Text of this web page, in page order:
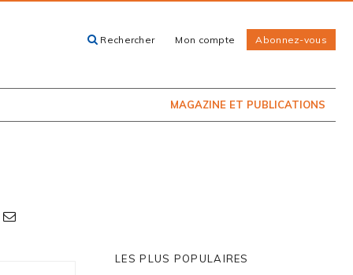
Rechercher Mon compte Abonnez-vous
MAGAZINE ET PUBLICATIONS
EN KIOSQUE
LES PLUS POPULAIRES